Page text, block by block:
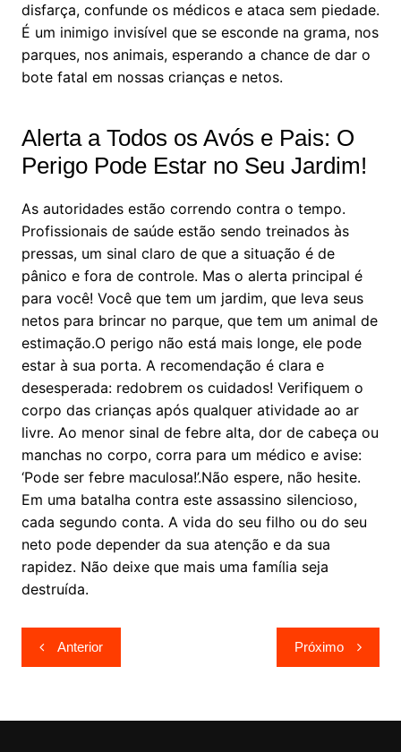
disfarça, confunde os médicos e ataca sem piedade.
É um inimigo invisível que se esconde na grama, nos
parques, nos animais, esperando a chance de dar o
bote fatal em nossas crianças e netos.
Alerta a Todos os Avós e Pais: O
Perigo Pode Estar no Seu Jardim!
As autoridades estão correndo contra o tempo.
Profissionais de saúde estão sendo treinados às
pressas, um sinal claro de que a situação é de
pânico e fora de controle. Mas o alerta principal é
para você! Você que tem um jardim, que leva seus
netos para brincar no parque, que tem um animal de
estimação.O perigo não está mais longe, ele pode
estar à sua porta. A recomendação é clara e
desesperada: redobrem os cuidados! Verifiquem o
corpo das crianças após qualquer atividade ao ar
livre. Ao menor sinal de febre alta, dor de cabeça ou
manchas no corpo, corra para um médico e avise:
‘Pode ser febre maculosa!’.Não espere, não hesite.
Em uma batalha contra este assassino silencioso,
cada segundo conta. A vida do seu filho ou do seu
neto pode depender da sua atenção e da sua
rapidez. Não deixe que mais uma família seja
destruída.
Navegação
de
Anterior Próximo